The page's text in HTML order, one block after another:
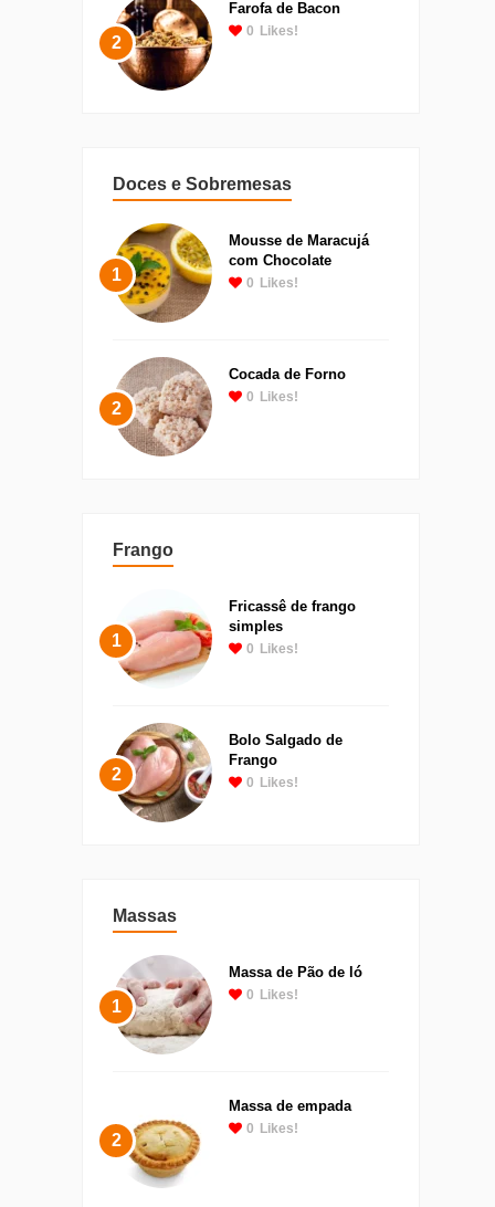
2
Farofa de Bacon
0 Likes!
Doces e Sobremesas
1
Mousse de Maracujá
com Chocolate
0 Likes!
2
Cocada de Forno
0 Likes!
Frango
1
Fricassê de frango
simples
0 Likes!
2
Bolo Salgado de
Frango
0 Likes!
Massas
1
Massa de Pão de ló
0 Likes!
2
Massa de empada
0 Likes!